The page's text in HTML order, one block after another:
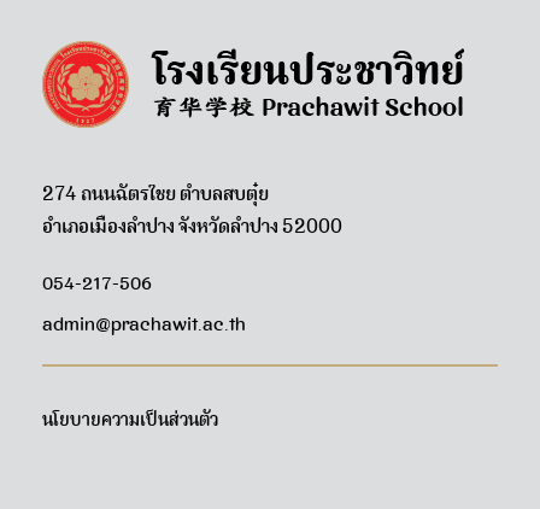
274 ถนนฉัตรไชย ตำบลสบตุ๋ย
อำเภอเมืองลำปาง จังหวัดลำปาง 52000
054-217-506
admin@prachawit.ac.th
นโยบายความเป็นส่วนตัว